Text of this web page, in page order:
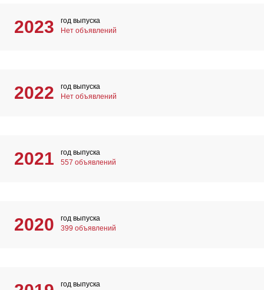
2023
год выпуска
Нет объявлений
2022
год выпуска
Нет объявлений
2021
год выпуска
557 объявлений
2020
год выпуска
399 объявлений
год выпуска